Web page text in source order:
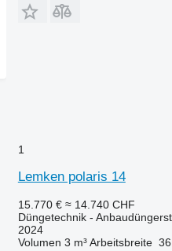
1
Lemken polaris 14
15.770 € ≈ 14.740 CHF
Düngetechnik -
2024
Volumen 3 m³ Arbeitsbreite